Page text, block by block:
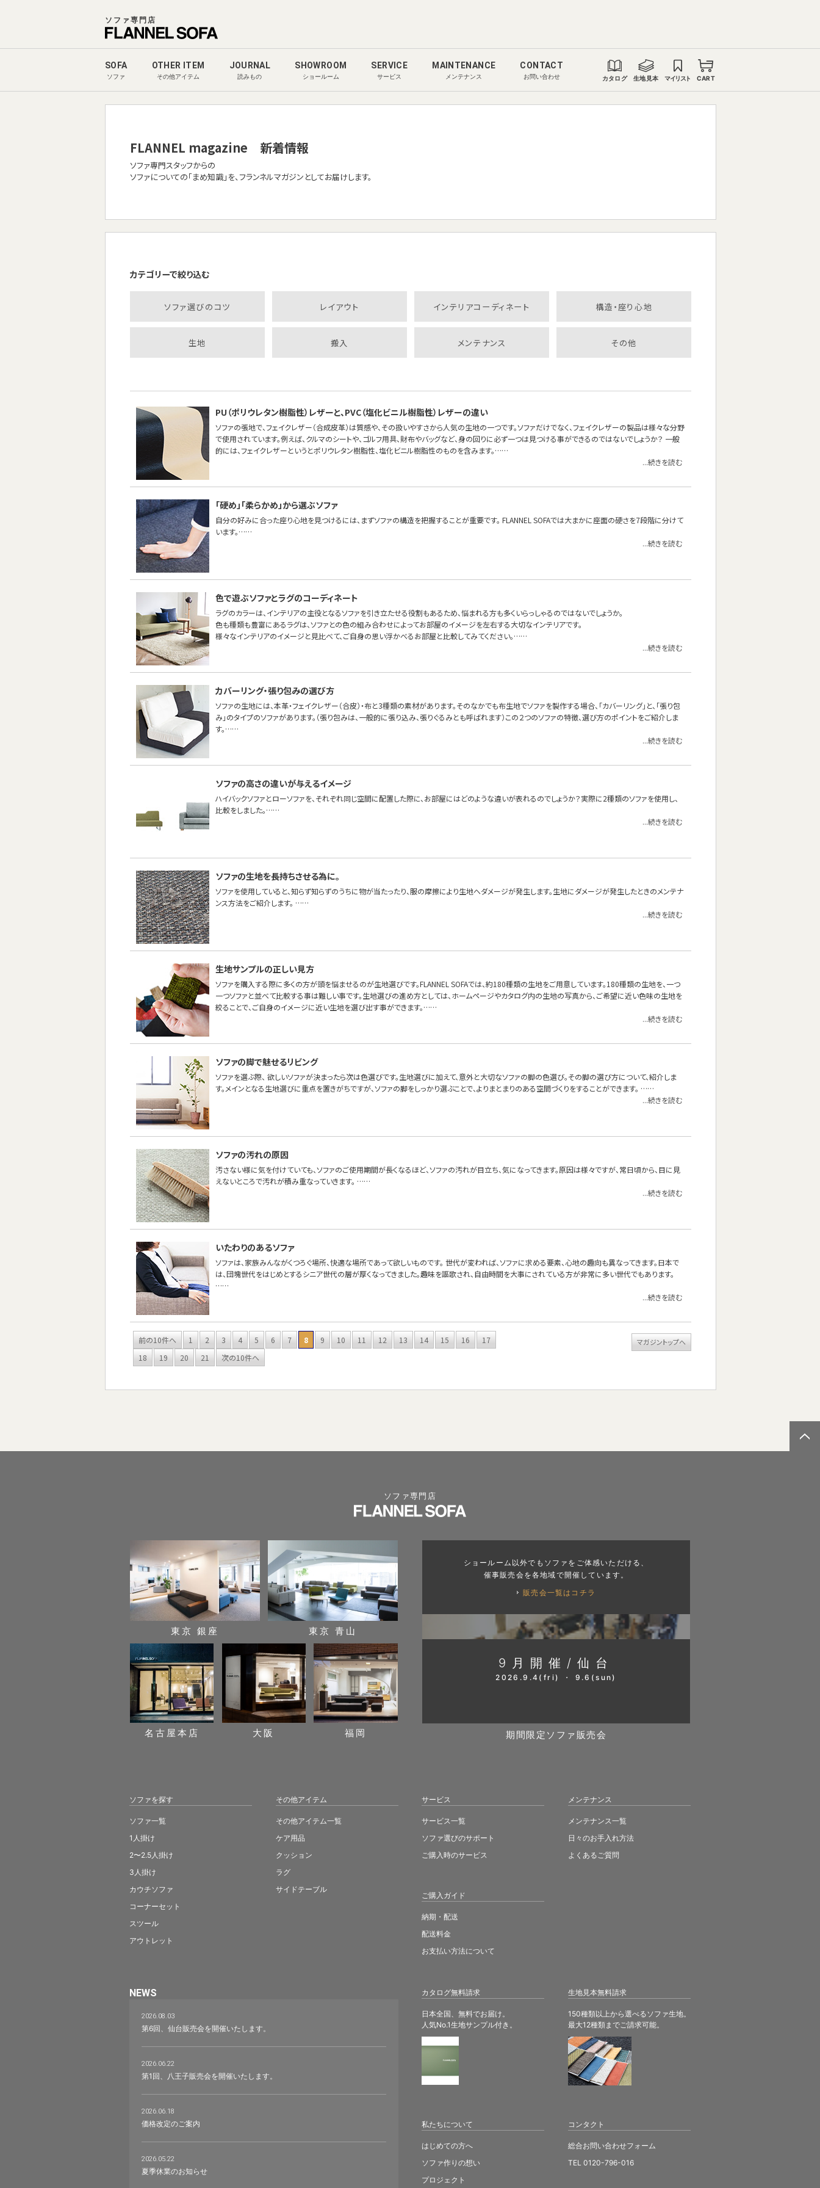
ソファ専門店
SOFA
ソファ
OTHER ITEM
その他アイテム
JOURNAL
読みもの
SHOWROOM
ショールーム
SERVICE
サービス
MAINTENANCE
メンテナンス
CONTACT
お問い合わせ カタログ 生地見本 マイリスト CART
FLANNEL magazine 新着情報
ソファ専門スタッフからの
ソファについての「まめ知識」を、フランネルマガジンとしてお届けします。
カテゴリーで絞り込む
ソファ選びのコツ レイアウト インテリアコーディネート 構造・座り心地
生地 搬入 メンテナンス その他
PU（ポリウレタン樹脂性）レザーと、PVC（塩化ビニル樹脂性）レザーの違い
ソファの張地で、フェイクレザー（合成皮革）は質感や、その扱いやすさから人気の生地の一つです。ソファだけでなく、フェイクレザーの製品は様々な分野
で使用されています。例えば、クルマのシートや、ゴルフ用具、財布やバッグなど、身の回りに必ず一つは見つける事ができるのではないでしょうか？ 一般
的には、フェイクレザーというとポリウレタン樹脂性、塩化ビニル樹脂性のものを含みます。……
...続きを読む
「硬め」「柔らかめ」から選ぶソファ
自分の好みに合った座り心地を見つけるには、まずソファの構造を把握することが重要です。 FLANNEL SOFAでは大まかに座面の硬さを7段階に分けて
います。……
...続きを読む
色で遊ぶソファとラグのコーディネート
ラグのカラーは、インテリアの主役となるソファを引き立たせる役割もあるため、悩まれる方も多くいらっしゃるのではないでしょうか。
色も種類も豊富にあるラグは、ソファとの色の組み合わせによってお部屋のイメージを左右する大切なインテリアです。
様々なインテリアのイメージと見比べて、ご自身の思い浮かべるお部屋と比較してみてください。……
...続きを読む
カバーリング・張り包みの選び方
ソファの生地には、本革・フェイクレザー（合皮）・布と3種類の素材があります。そのなかでも布生地でソファを製作する場合、「カバーリング」と、「張り包
み」のタイプのソファがあります。（張り包みは、一般的に張り込み、張りぐるみとも呼ばれます）この２つのソファの特徴、選び方のポイントをご紹介しま
す。……
...続きを読む
ソファの高さの違いが与えるイメージ
ハイバックソファとローソファを、それぞれ同じ空間に配置した際に、お部屋にはどのような違いが表れるのでしょうか？実際に2種類のソファを使用し、
比較をしました。……
...続きを読む
ソファの生地を長持ちさせる為に。
ソファを使用していると、知らず知らずのうちに物が当たったり、服の摩擦により生地へダメージが発生します。生地にダメージが発生したときのメンテナ
ンス方法をご紹介します。 ……
...続きを読む
生地サンプルの正しい見方
ソファを購入する際に多くの方が頭を悩ませるのが生地選びです。FLANNEL SOFAでは、約180種類の生地をご用意しています。180種類の生地を、一つ
一つソファと並べて比較する事は難しい事です。生地選びの進め方としては、ホームページやカタログ内の生地の写真から、ご希望に近い色味の生地を
絞ることで、ご自身のイメージに近い生地を選び出す事ができます。……
...続きを読む
ソファの脚で魅せるリビング
ソファを選ぶ際、 欲しいソファが決まったら次は色選びです。生地選びに加えて、意外と大切なソファの脚の色選び。その脚の選び方について、紹介しま
す。メインとなる生地選びに重点を置きがちですが、ソファの脚をしっかり選ぶことで、よりまとまりのある空間づくりをすることができます。 ……
...続きを読む
ソファの汚れの原因
汚さない様に気を付けていても、ソファのご使用期間が長くなるほど、ソファの汚れが目立ち、気になってきます。原因は様々ですが、常日頃から、目に見
えないところで汚れが積み重なっていきます。 ……
...続きを読む
いたわりのあるソファ
ソファは、家族みんながくつろぐ場所、快適な場所であって欲しいものです。 世代が変われば、ソファに求める要素、心地の趣向も異なってきます。日本で
は、団塊世代をはじめとするシニア世代の層が厚くなってきました。趣味を謳歌され、自由時間を大事にされている方が非常に多い世代でもあります。
……
...続きを読む
前の10件へ 1 2 3 4 5 6 7 8 9 10 11 12 13 14 15 16
17
18
19 20 21 次の10件へ
マガジントップへ
ソファ専門店
カタログ無料請求
日本全国、無料でお届け。
人気No.1生地サンプル付き。
生地見本無料請求
150種類以上から選べるソファ生地。
最大12種類までご請求可能。
東京 銀座 東京 青山
名古屋本店 大阪 福岡
ショールーム以外でもソファをご体感いただける、
催事販売会を各地域で開催しています。
販売会一覧はコチラ
9月開催/仙台
2026.9.4(fri) ・ 9.6(sun)
期間限定ソファ販売会
ソファを探す
ソファ一覧
1人掛け
2〜2.5人掛け
3人掛け
カウチソファ
コーナーセット
スツール
アウトレット
その他アイテム
その他アイテム一覧
ケア用品
クッション
ラグ
サイドテーブル
サービス
サービス一覧
ソファ選びのサポート
ご購入時のサービス
ご購入ガイド
納期・配送
配送料金
お支払い方法について
メンテナンス
メンテナンス一覧
日々のお手入れ方法
よくあるご質問
NEWS
2026.08.03
第6回、仙台販売会を開催いたします。
2026.06.22
第1回、八王子販売会を開催いたします。
2026.06.18
価格改定のご案内
2026.05.22
夏季休業のお知らせ
私たちについて
はじめての方へ
ソファ作りの想い
プロジェクト
コンタクト
総合お問い合わせフォーム
TEL 0120-796-016